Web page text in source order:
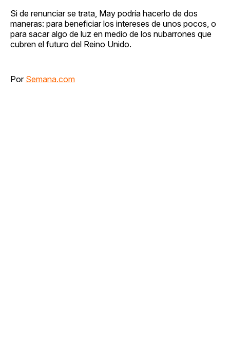
Si de renunciar se trata, May podría hacerlo de dos
maneras: para beneficiar los intereses de unos pocos, o
para sacar algo de luz en medio de los nubarrones que
cubren el futuro del Reino Unido.
Por Semana.com